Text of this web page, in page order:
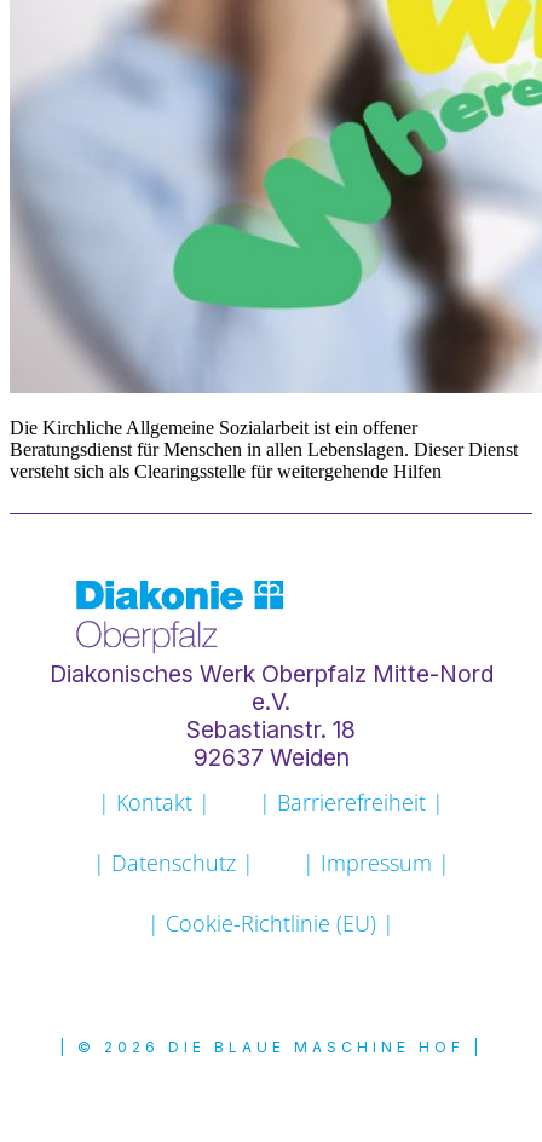
Die Kirchliche Allgemeine Sozialarbeit ist ein offener
Beratungsdienst für Menschen in allen Lebenslagen. Dieser Dienst
versteht sich als Clearingsstelle für weitergehende Hilfen
Diakonisches Werk Oberpfalz Mitte-Nord
e.V.
Sebastianstr. 18
92637 Weiden
| Kontakt |
| Barrierefreiheit |
| Datenschutz | | Impressum |
| Cookie-Richtlinie (EU) |
| © 2026 DIE BLAUE MASCHINE HOF |